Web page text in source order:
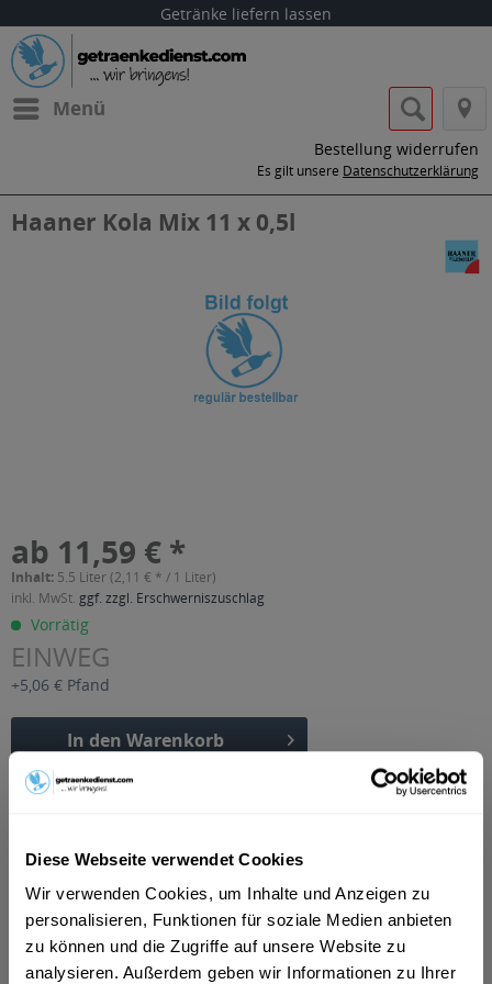
Diese Webseite verwendet Cookies
Wir verwenden Cookies, um Inhalte und Anzeigen zu
personalisieren, Funktionen für soziale Medien anbieten
zu können und die Zugriffe auf unsere Website zu
analysieren. Außerdem geben wir Informationen zu Ihrer
Getränke liefern lassen
Menü
Bestellung widerrufen
Es gilt unsere Datenschutzerklärung
Haaner Kola Mix 11 x 0,5l
ab 11,59 € *
Inhalt: 5.5 Liter (2,11 € * / 1 Liter)
inkl. MwSt. ggf. zzgl. Erschwerniszuschlag
Vorrätig
EINWEG
+5,06 € Pfand
In den Warenkorb
Artikel-Nr.:
Beschreibung
mehr
"Haaner Kola Mix 11 x 0,5l"